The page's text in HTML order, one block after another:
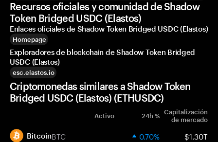
Recursos oficiales y comunidad de Shadow
Token Bridged USDC (Elastos)
Enlaces oficiales de Shadow Token Bridged USDC (Elastos)
Homepage
Exploradores de blockchain de Shadow Token Bridged
USDC (Elastos)
esc.elastos.io
Criptomonedas similares a Shadow Token
Bridged USDC (Elastos) (ETHUSDC)
Activo 24h % Capitalización
de mercado
BitcoinBTC 0.70% $1.30T